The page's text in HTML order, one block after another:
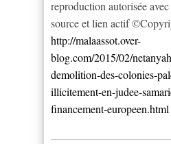
reproduction autorisée
source et lien actif
http://malaassot.over-
blog.com/2015/02/
demolition-des-colonies-
illicitement-en-judee-
financement-europeen.html